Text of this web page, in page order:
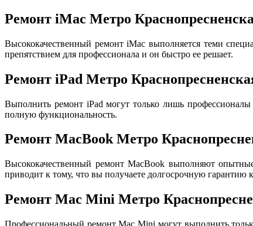
Ремонт iMac Метро
Высококачественный ремонт iMac выполняется теми
препятствием для профессионала и он быстро ее решает.
Ремонт iPad Метро
Выполнить ремонт iPad могут только лишь
полную функциональность.
Ремонт MacBook Метро
Высококачественный ремонт MacBook выполняют
приводит к тому, что вы получаете долгосрочную гарантию
Ремонт Mac Mini Метро